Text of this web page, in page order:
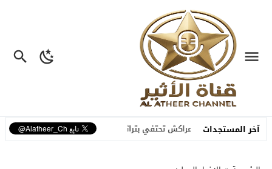
آخر المستجدات
الإمارات مراكش تحتفي بتراثها الشعبي في افتتاح الدورة الـ55 للمهرجان الوطني للفنون الشعبية